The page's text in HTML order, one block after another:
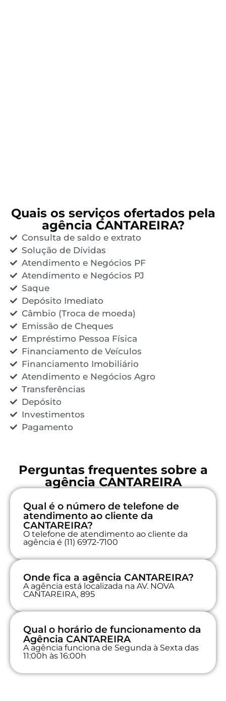
Quais os serviços ofertados pela
agência CANTAREIRA?
Consulta de saldo e extrato
Solução de Dívidas
Atendimento e Negócios PF
Atendimento e Negócios PJ
Saque
Depósito Imediato
Câmbio (Troca de moeda)
Emissão de Cheques
Empréstimo Pessoa Física
Financiamento de Veículos
Financiamento Imobiliário
Atendimento e Negócios Agro
Transferências
Depósito
Investimentos
Pagamento
Perguntas frequentes sobre a
agência CANTAREIRA
Qual é o número de telefone de
atendimento ao cliente da
CANTAREIRA?
O telefone de atendimento ao cliente da
agência é (11) 6972-7100
Onde fica a agência CANTAREIRA?
A agência está localizada na AV. NOVA
CANTAREIRA, 895
Qual o horário de funcionamento da
Agência CANTAREIRA
A agência funciona de Segunda à Sexta das
11:00h às 16:00h